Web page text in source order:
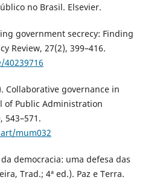
no Brasil. Elsevier.
government secrecy: Finding
Review, 27(2), 399–416.
Collaborative governance in
of Public Administration
543–571.
mum032
democracia: uma defesa das
Trad.; 4ª ed.). Paz e Terra.